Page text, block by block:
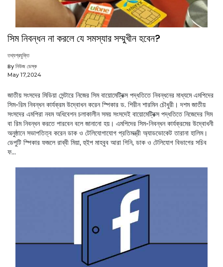
সিম নিবন্ধন না করলে যে সমস্যার সম্মুখীন হবেন?
তথ্যপ্রযুক্তি
By নিউজ ডেস্ক
May 17,2024
জাতীয় সংসদের মিডিয়া সেন্টারে নিজের সিম বায়োমেট্রিক্স পদ্ধতিতে নিবন্ধনের মাধ্যমে এমপিদের
সিম-রিম নিবন্ধন কার্যক্রম উদ্বোধন করেন স্পিকার ড. শিরীন শারমিন চৌধুরী। দশম জাতীয়
সংসদের এমপিরা নবম অধিবেশন চলাকালীন সময় সংসদেই বায়োমেট্রিক্স পদ্ধতিতে নিজেদের সিম
বা রিম নিবন্ধন করতে পারবেন বলে জানানো হয়। এমপিদের সিম-নিবন্ধন কার্যক্রমের উদ্বোধনী
অনুষ্ঠানে সভাপতিত্ব করেন ডাক ও টেলিযোগাযোগ প্রতিমন্ত্রী অ্যাডভোকেট তারানা হালিম।
ডেপুটি স্পিকার ফজলে রাব্বী মিয়া, হুইপ মাহবুব আরা গিনি, ডাক ও টেলিযোগ বিভাগের সচিব
ফ...